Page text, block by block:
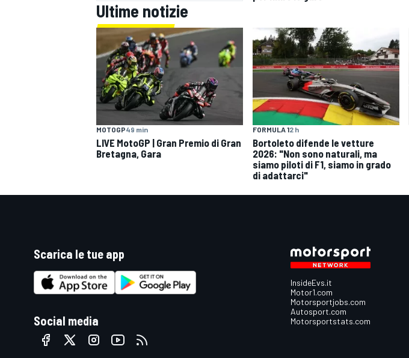
MONOMARCA
RALLY
Ultime notizie
MOTOGP49 min
LIVE MotoGP | Gran Premio di Gran
Bretagna, Gara
FORMULA 12 h
Bortoleto difende le vetture
2026: "Non sono naturali, ma
siamo piloti di F1, siamo in grado
di adattarci"
Scarica le tue app
Social media
InsideEvs.it
Motor1.com
Motorsportjobs.com
Autosport.com
Motorsportstats.com